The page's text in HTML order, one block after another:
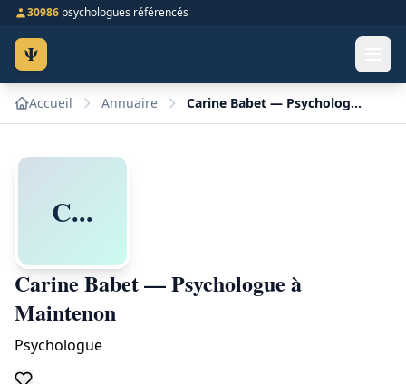
30986 psychologues référencés
Ψ
Accueil Annuaire Carine Babet — Psychologue à Maintenon
C...
Carine Babet — Psychologue à
Maintenon
Psychologue